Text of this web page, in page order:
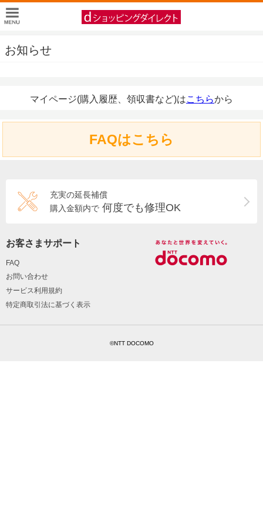
お知らせ
マイページ(購入履歴、領収書など)はこちらから
FAQはこちら
充実の延長補償
購入金額内で 何度でも修理OK
お客さまサポート
FAQ
お問い合わせ
サービス利用規約
特定商取引法に基づく表示
©NTT DOCOMO